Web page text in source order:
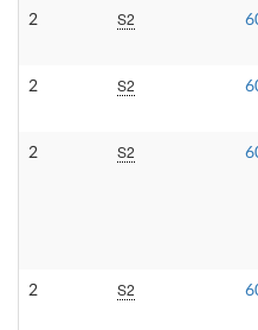
2 S2
2 S2
2 S2
2 S2